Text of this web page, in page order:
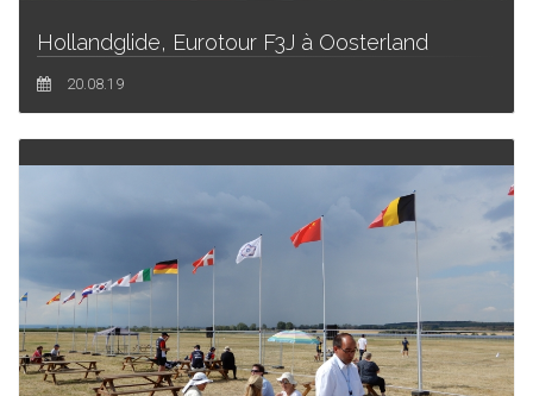
Hollandglide, Eurotour F3J à Oosterland
20.08.19